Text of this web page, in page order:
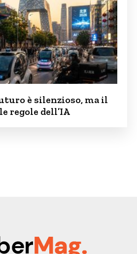
è silenzioso, ma il
regole dell’IA